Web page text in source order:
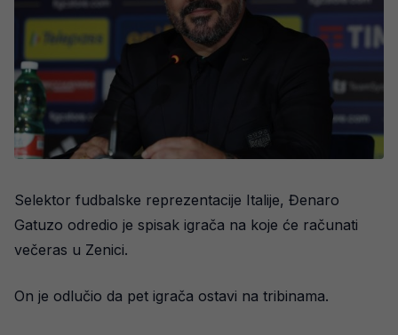
Selektor fudbalske reprezentacije Italije, Đenaro
Gatuzo odredio je spisak igrača na koje će računati
večeras u Zenici.
On je odlučio da pet igrača ostavi na tribinama.